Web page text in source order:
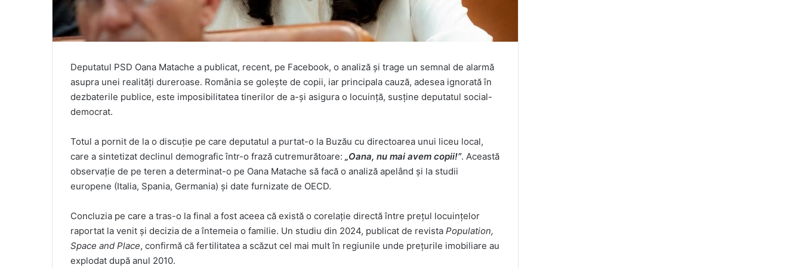
Deputatul PSD Oana Matache a publicat, recent, pe Facebook, o analiză și trage un semnal de alarmă
asupra unei realități dureroase. România se golește de copii, iar principala cauză, adesea ignorată în
dezbaterile publice, este imposibilitatea tinerilor de a-și asigura o locuință, susține deputatul social-
democrat.
Totul a pornit de la o discuție pe care deputatul a purtat-o la Buzău cu directoarea unui liceu local,
care a sintetizat declinul demografic într-o frază cutremurătoare: „Oana, nu mai avem copii!”. Această
observație de pe teren a determinat-o pe Oana Matache să facă o analiză apelând și la studii
europene (Italia, Spania, Germania) și date furnizate de OECD.
Concluzia pe care a tras-o la final a fost aceea că există o corelație directă între prețul locuințelor
raportat la venit și decizia de a întemeia o familie. Un studiu din 2024, publicat de revista Population,
Space and Place, confirmă că fertilitatea a scăzut cel mai mult în regiunile unde prețurile imobiliare au
explodat după anul 2010.